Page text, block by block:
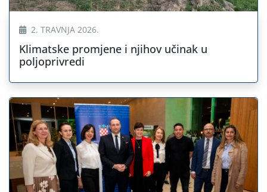
2. TRAVNJA 2026.
Klimatske promjene i njihov učinak u
poljoprivredi